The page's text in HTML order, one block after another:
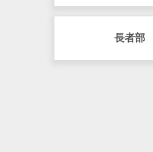
長者部